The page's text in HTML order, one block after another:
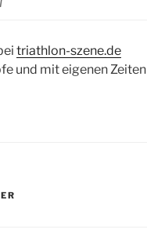
triathlon-szene.de
und mit eigenen Zeiten